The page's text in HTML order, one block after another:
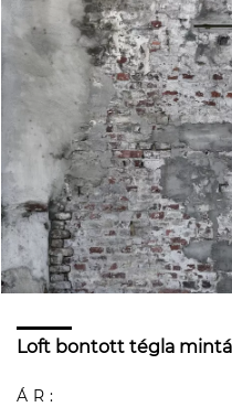
Loft bontott tégla
ÁR: